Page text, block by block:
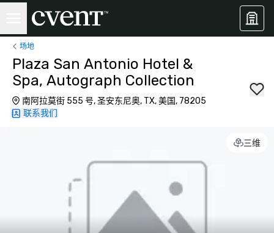
场地
Plaza San Antonio Hotel &
Spa, Autograph Collection
南阿拉莫街 555 号, 圣安东尼奥, TX, 美国, 78205
联系我们
三维